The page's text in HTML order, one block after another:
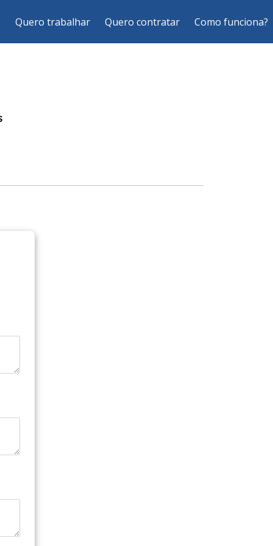
Quero trabalhar Quero contratar Como funciona?